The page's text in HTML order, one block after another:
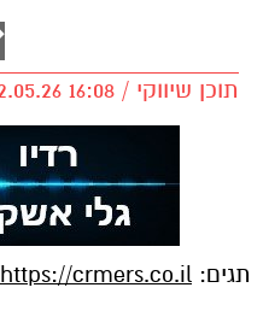
תוכן שיווקי / 16:08 12.05.26
תגים: https://crmers.co.il/